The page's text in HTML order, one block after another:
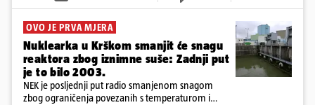
OVO JE PRVA MJERA
Nuklearka u Krškom smanjit će snagu
reaktora zbog iznimne suše: Zadnji put
je to bilo 2003.
NEK je posljednji put radio smanjenom snagom
zbog ograničenja povezanih s temperaturom i